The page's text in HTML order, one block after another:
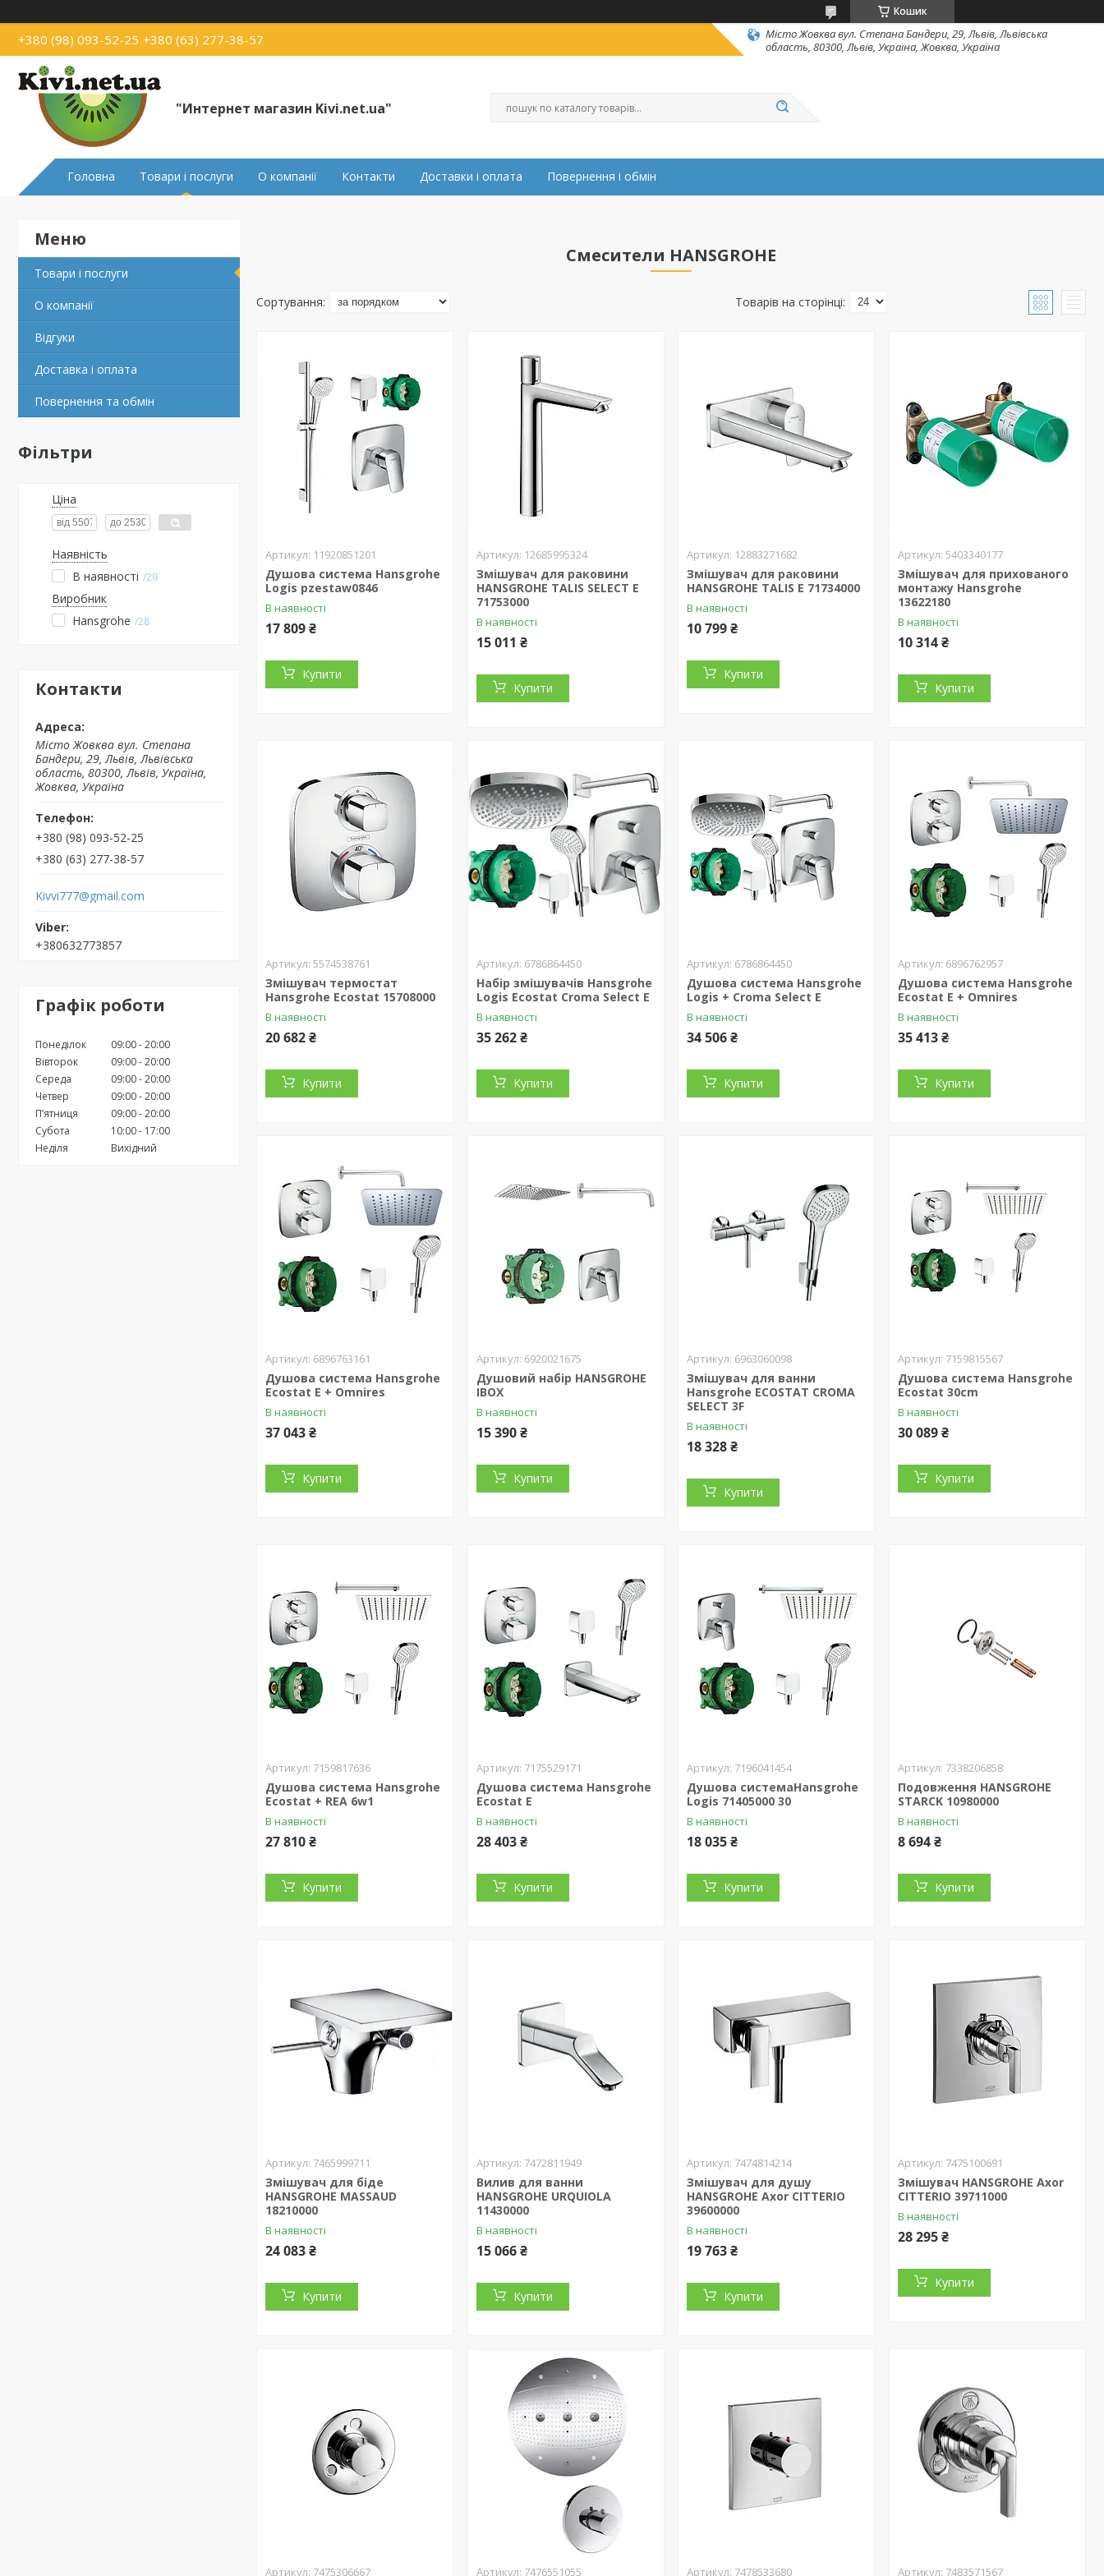
Кошик
+380 (98) 093-52-25 +380 (63) 277-38-57
Місто Жовква вул. Степана Бандери, 29, Львів, Львівська
область, 80300, Львів, Україна, Жовква, Україна
"Интернет магазин Kivi.net.ua"
Головна Товари і послуги О компанії Контакти Доставки і оплата Повернення і обмін
Товари і послуги
О компанії
Відгуки
Доставка і оплата
Повернення та обмін
Фільтри
Ціна
Наявність
В наявності 29
Виробник
Hansgrohe 28
Контакти
Місто Жовква вул. Степана
Бандери, 29, Львів, Львівська
область, 80300, Львів, Україна,
Жовква, Україна
+380 (98) 093-52-25
+380 (63) 277-38-57
Kivvi777@gmail.com
+380632773857
Графік роботи
Понеділок 09:00 20:00
Вівторок
09:00 20:00
Середа
09:00 20:00
Четвер
09:00 20:00
Пʼятниця
09:00 20:00
Субота
10:00
17:00
Неділя
Вихідний
Смесители HANSGROHE
11920851201
Душова система Hansgrohe
Logis pzestaw0846
В наявності
17 809 ₴
Купити
12685995324
Змішувач для раковини
HANSGROHE TALIS SELECT E
71753000
В наявності
15 011 ₴
Купити
12883271682
Змішувач для раковини
HANSGROHE TALIS E 71734000
В наявності
10 799 ₴
Купити
5403340177
Змішувач для прихованого
монтажу Hansgrohe
13622180
В наявності
10 314 ₴
Купити
5574538761
Змішувач термостат
Hansgrohe Ecostat 15708000
В наявності
20 682 ₴
Купити
6786864450
Набір змішувачів Hansgrohe
Logis Ecostat Croma Select E
В наявності
35 262 ₴
Купити
6786864450
Душова система Hansgrohe
Logis + Croma Select E
В наявності
34 506 ₴
Купити
6896762957
Душова система Hansgrohe
Ecostat E + Omnires
В наявності
35 413 ₴
Купити
6896763161
Душова система Hansgrohe
Ecostat E + Omnires
В наявності
37 043 ₴
Купити
6920021675
Душовий набір HANSGROHE
IBOX
В наявності
15 390 ₴
Купити
6963060098
Змішувач для ванни
Hansgrohe ECOSTAT CROMA
SELECT 3F
В наявності
18 328 ₴
Купити
7159815567
Душова система Hansgrohe
Ecostat 30cm
В наявності
30 089 ₴
Купити
7159817636
Душова система Hansgrohe
Ecostat + REA 6w1
В наявності
27 810 ₴
Купити
7175529171
Душова система Hansgrohe
Ecostat E
В наявності
28 403 ₴
Купити
7196041454
Душова системаHansgrohe
Logis 71405000 30
В наявності
18 035 ₴
Купити
7338206858
Подовження HANSGROHE
STARCK 10980000
В наявності
8 694 ₴
Купити
7465999711
Змішувач для біде
HANSGROHE MASSAUD
18210000
В наявності
24 083 ₴
Купити
7472811949
Вилив для ванни
HANSGROHE URQUIOLA
11430000
В наявності
15 066 ₴
Купити
7474814214
Змішувач для душу
HANSGROHE Axor CITTERIO
39600000
В наявності
19 763 ₴
Купити
7475100691
Змішувач HANSGROHE Axor
CITTERIO 39711000
В наявності
28 295 ₴
Купити
7475306667 7476551055 7478533680 7483571567